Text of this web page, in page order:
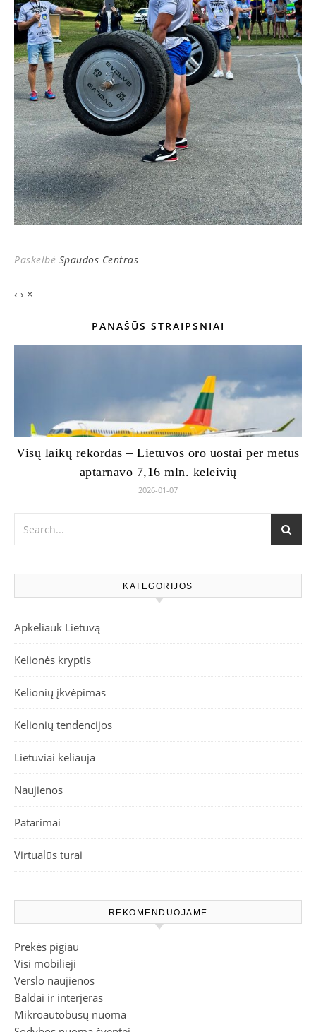
Paskelbė Spaudos Centras
‹ › ×
PANAŠŪS STRAIPSNIAI
Visų laikų rekordas – Lietuvos oro uostai per metus
aptarnavo 7,16 mln. keleivių
2026-01-07
KATEGORIJOS
Apkeliauk Lietuvą
Kelionės kryptis
Kelionių įkvėpimas
Kelionių tendencijos
Lietuviai keliauja
Naujienos
Patarimai
Virtualūs turai
REKOMENDUOJAME
Prekės pigiau
Visi mobilieji
Verslo naujienos
Baldai ir interjeras
Mikroautobusų nuoma